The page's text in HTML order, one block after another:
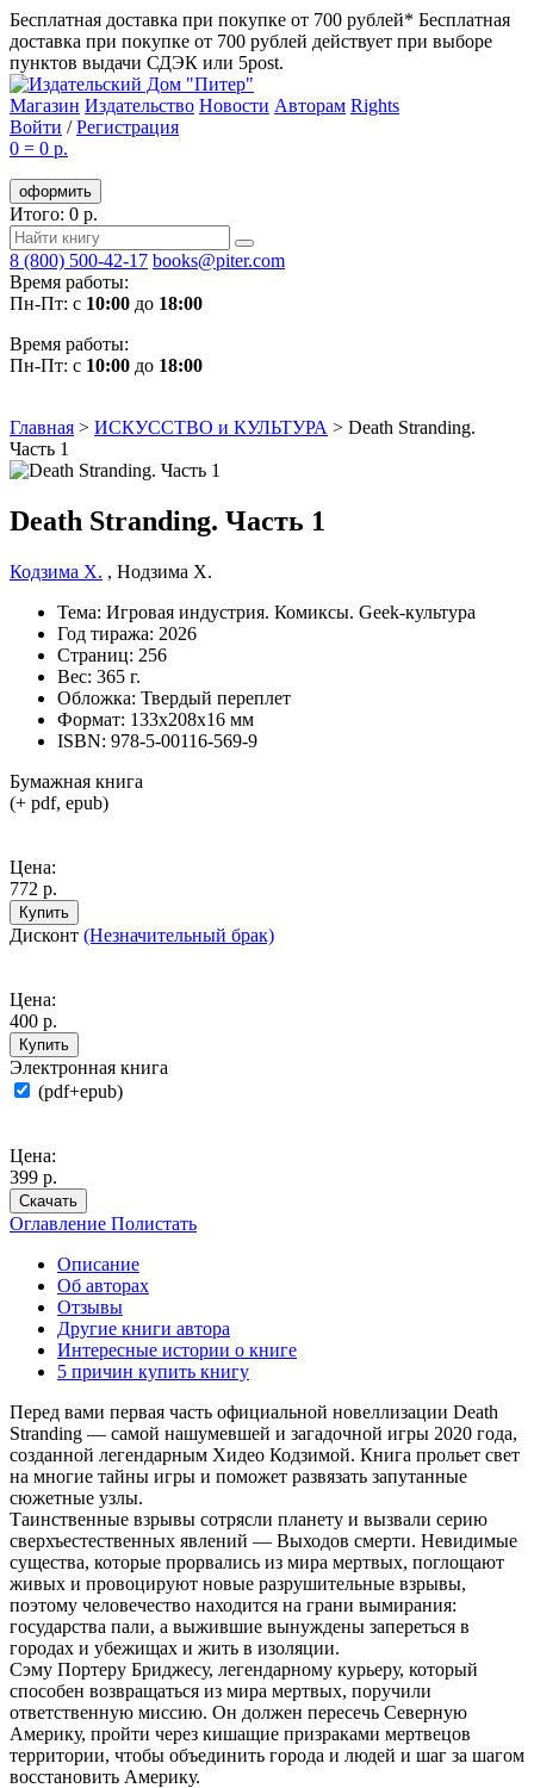
Бесплатная доставка при покупке от 700 рублей* Бесплатная
доставка при покупке от 700 рублей действует при выборе
пунктов выдачи СДЭК или 5post.
Магазин Издательство Новости Авторам Rights
Войти /Регистрация
0 = 0 р.
оформить
Итого: 0 р.
8 (800) 500-42-17 books@piter.com
Время работы:
Пн-Пт: с 10:00 до 18:00
Время работы:
Пн-Пт: с 10:00 до 18:00
Главная > ИСКУССТВО и КУЛЬТУРА > Death Stranding.
Часть 1
Death Stranding. Часть 1
Кодзима Х. , Нодзима Х.
Тема: Игровая индустрия. Комиксы. Geek-культура
Год тиража: 2026
Страниц: 256
Вес: 365 г.
Обложка: Твердый переплет
Формат: 133х208х16 мм
ISBN: 978-5-00116-569-9
Бумажная книга
(+ pdf, epub)
Цена:
772 р.
Купить
Дисконт (Незначительный брак)
Цена:
400 р.
Купить
Электронная книга
(pdf+epub)
Цена:
399 р.
Скачать
Оглавление Полистать
Описание
Об авторах
Отзывы
Другие книги автора
Интересные истории о книге
5 причин купить книгу
Перед вами первая часть официальной новеллизации Death
Stranding — самой нашумевшей и загадочной игры 2020 года,
созданной легендарным Хидео Кодзимой. Книга прольет свет
на многие тайны игры и поможет развязать запутанные
сюжетные узлы.
Таинственные взрывы сотрясли планету и вызвали серию
сверхъестественных явлений — Выходов смерти. Невидимые
существа, которые прорвались из мира мертвых, поглощают
живых и провоцируют новые разрушительные взрывы,
поэтому человечество находится на грани вымирания:
государства пали, а выжившие вынуждены запереться в
городах и убежищах и жить в изоляции.
Сэму Портеру Бриджесу, легендарному курьеру, который
способен возвращаться из мира мертвых, поручили
ответственную миссию. Он должен пересечь Северную
Америку, пройти через кишащие призраками мертвецов
территории, чтобы объединить города и людей и шаг за шагом
восстановить Америку.